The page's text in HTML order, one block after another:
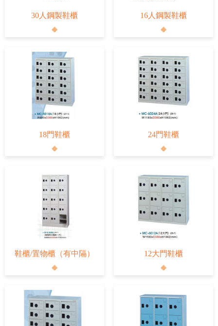
30人鋼製鞋櫃 16人鋼製鞋櫃
18門鞋櫃 24門鞋櫃
鞋櫃/置物櫃（有中隔） 12大門鞋櫃